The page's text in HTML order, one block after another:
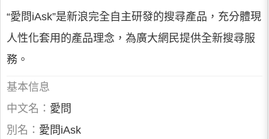
“愛問iAsk”是新浪完全自主研發的搜尋產品，充分體現
人性化套用的產品理念，為廣大網民提供全新搜尋服
務。
基本信息
中文名： 愛問
別名： 愛問iAsk